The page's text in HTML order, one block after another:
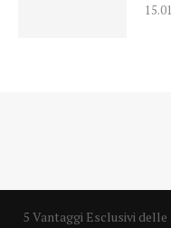
5 Vantaggi Esclusivi